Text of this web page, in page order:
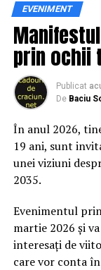
Siguranța
aproape
Datele privind
să evidențieze
prevenție. În
rănite grav în
au pierdut viața
În acest
Viața!” își
într-o
care îi ajută pe
impactul
EVENIMENT
prin ochii
Publicat
De Baciu
În anul 2026,
19 ani, sunt
unei viziuni
2035.
Evenimentul
martie 2026 și
interesați de
care vor conta